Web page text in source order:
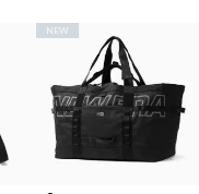
NEW